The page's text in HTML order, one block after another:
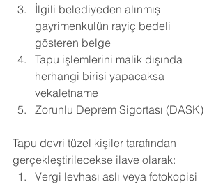
İlgili belediyeden alınmış
gayrimenkulün rayiç bedeli
gösteren belge
Tapu işlemlerini malik dışında
herhangi birisi yapacaksa
vekaletname
Zorunlu Deprem Sigortası (DASK)​
Tapu devri tüzel kişiler tarafından
gerçekleştirilecekse ilave olarak:
Vergi levhası aslı veya fotokopisi